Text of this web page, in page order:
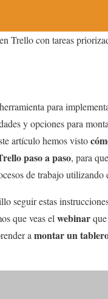
Trello con tareas
para
y opciones para
artículo hemos visto
paso a paso, para
de trabajo utilizando
seguir estas
que veas el webinar
a montar un